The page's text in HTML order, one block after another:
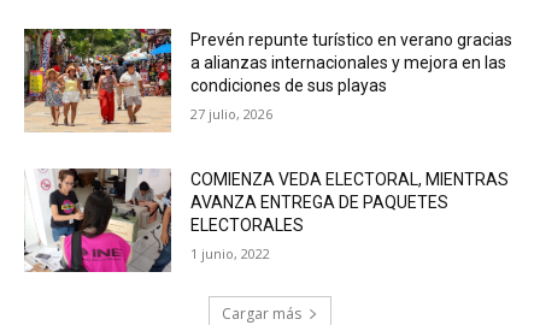
Prevén repunte turístico en verano gracias
a alianzas internacionales y mejora en las
condiciones de sus playas
27 julio, 2026
COMIENZA VEDA ELECTORAL, MIENTRAS
AVANZA ENTREGA DE PAQUETES
ELECTORALES
1 junio, 2022
Cargar más